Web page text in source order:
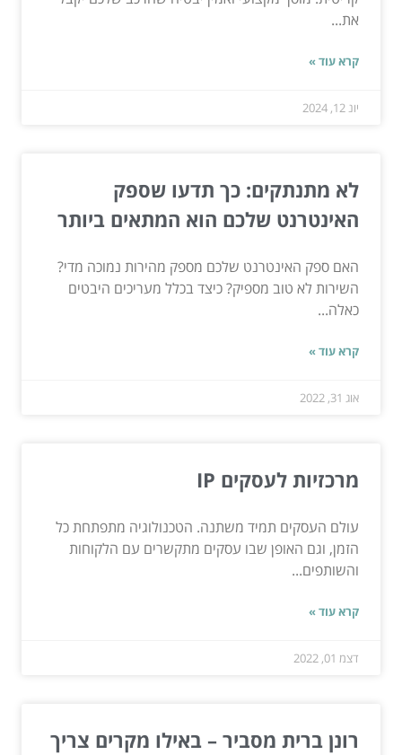
את...
קרא עוד »
יונ 12, 2024
לא מתנתקים: כך תדעו שספק
האינטרנט שלכם הוא המתאים ביותר
האם ספק האינטרנט שלכם מספק מהירות נמוכה מדי?
השירות לא טוב מספיק? כיצד בכלל מעריכים היבטים
כאלה...
קרא עוד »
אוג 31, 2022
מרכזיות לעסקים IP
עולם העסקים תמיד משתנה. הטכנולוגיה מתפתחת כל
הזמן, וגם האופן שבו עסקים מתקשרים עם הלקוחות
והשותפים...
קרא עוד »
דצמ 01, 2022
רונן ברית מסביר – באילו מקרים צריך